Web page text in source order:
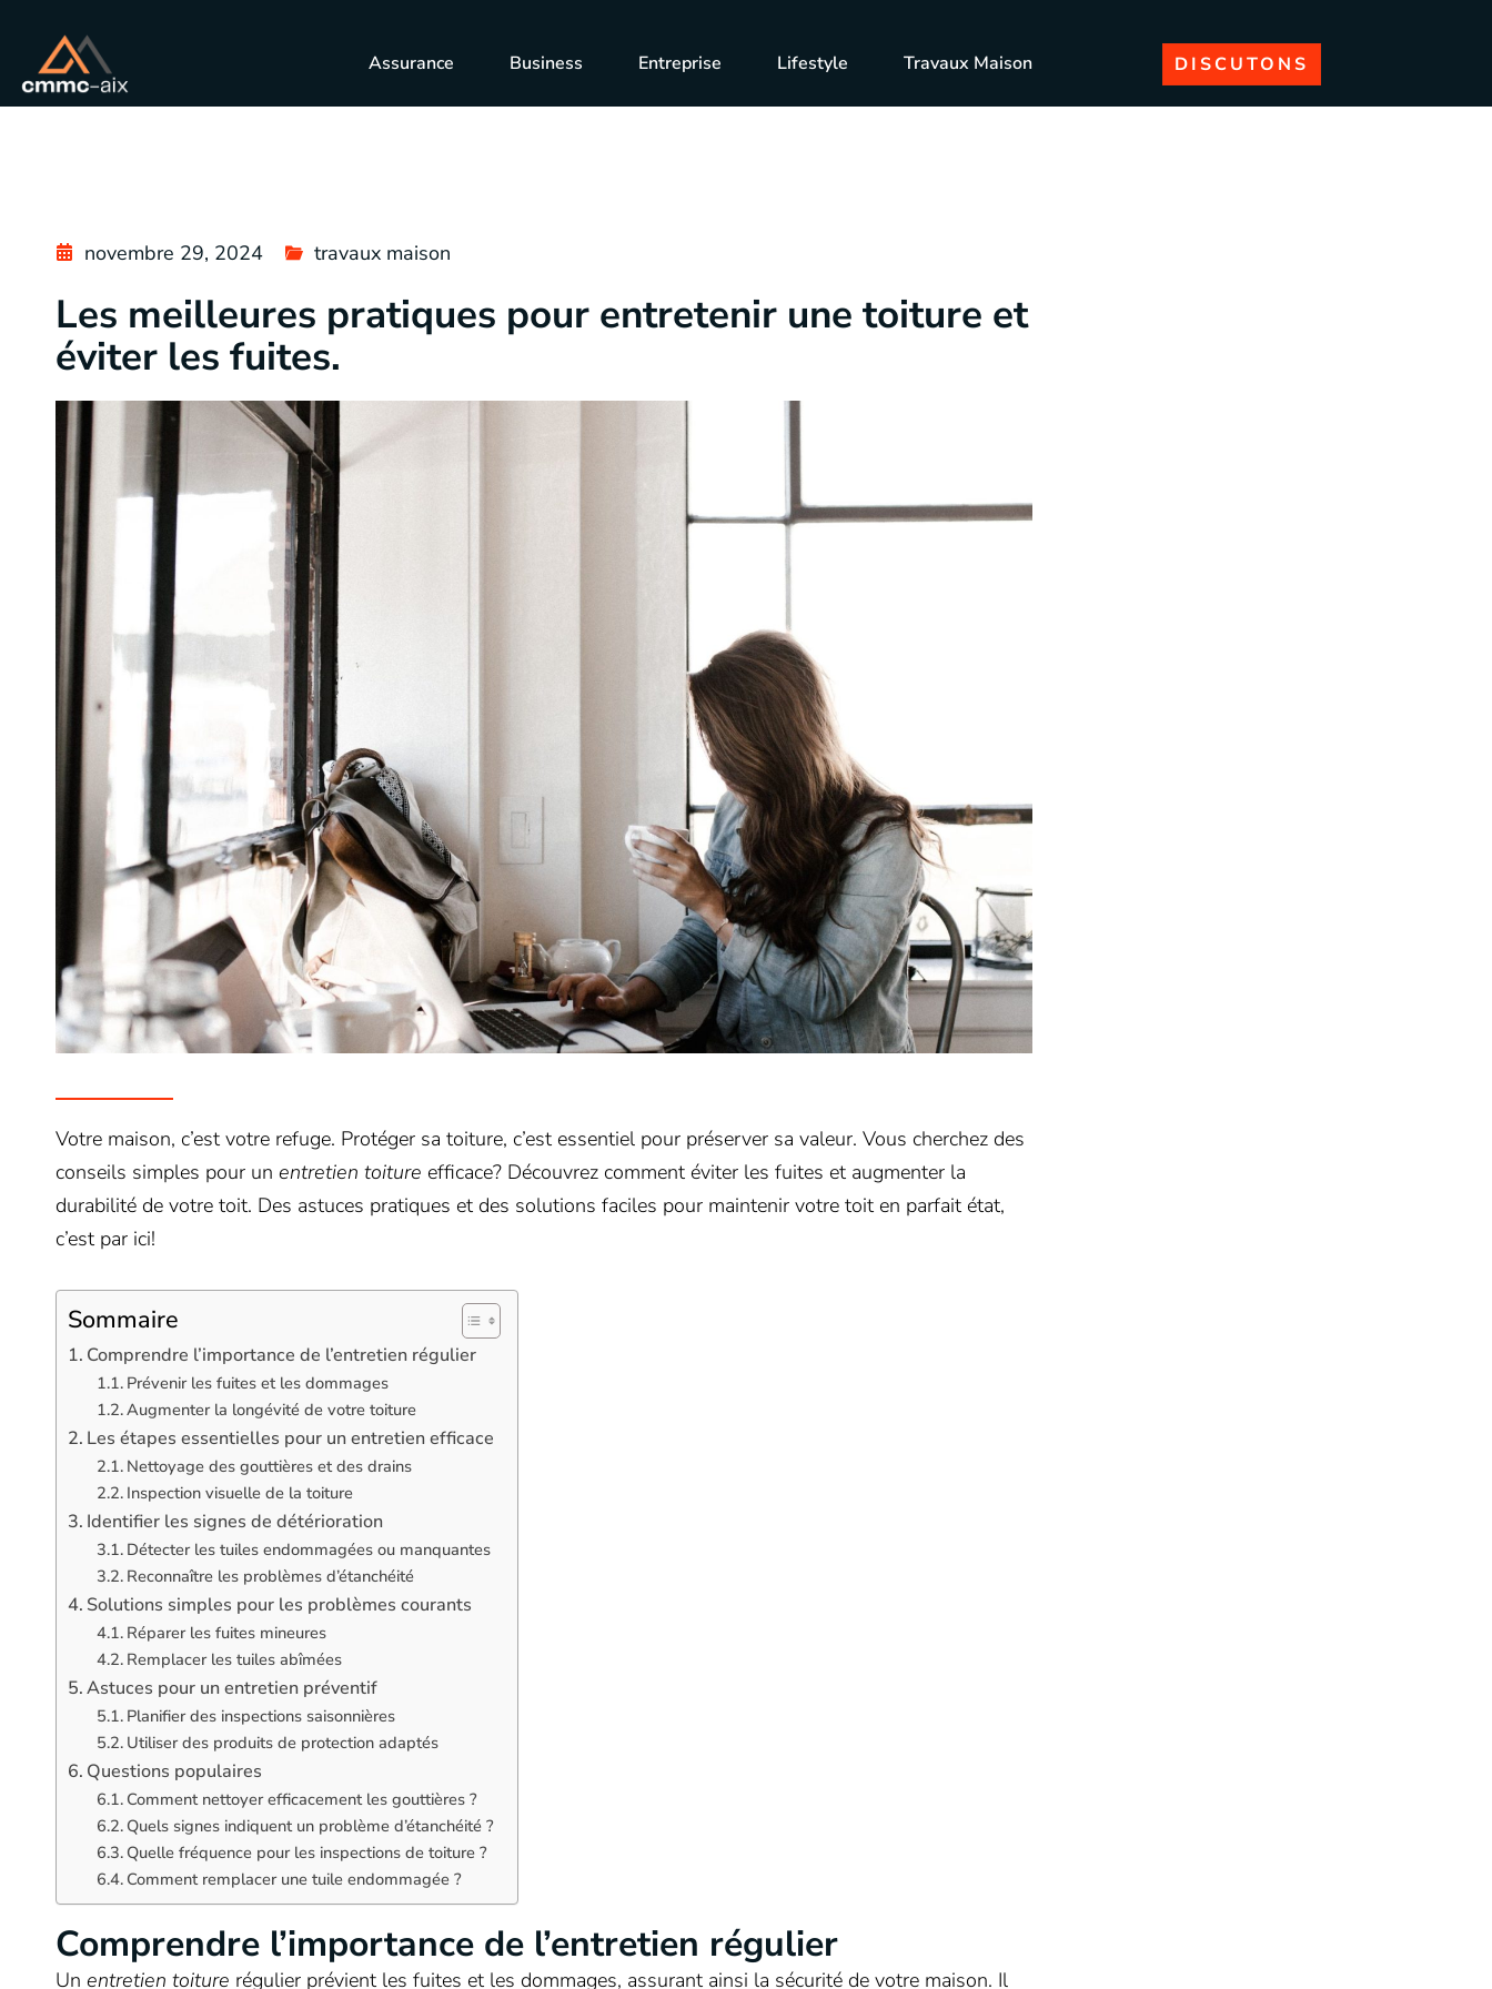
Assurance Business Entreprise Lifestyle Travaux Maison DISCUTONS
novembre 29, 2024 travaux maison
Les meilleures pratiques pour entretenir une toiture et
éviter les fuites.
Votre maison, c’est votre refuge. Protéger sa toiture, c’est essentiel pour préserver sa valeur. Vous cherchez des
conseils simples pour un entretien toiture efficace? Découvrez comment éviter les fuites et augmenter la
durabilité de votre toit. Des astuces pratiques et des solutions faciles pour maintenir votre toit en parfait état,
c’est par ici!
Sommaire
Comprendre l’importance de l’entretien régulier
Prévenir les fuites et les dommages
Augmenter la longévité de votre toiture
Les étapes essentielles pour un entretien efficace
Nettoyage des gouttières et des drains
Inspection visuelle de la toiture
Identifier les signes de détérioration
Détecter les tuiles endommagées ou manquantes
Reconnaître les problèmes d’étanchéité
Solutions simples pour les problèmes courants
Réparer les fuites mineures
Remplacer les tuiles abîmées
Astuces pour un entretien préventif
Planifier des inspections saisonnières
Utiliser des produits de protection adaptés
Questions populaires
Comment nettoyer efficacement les gouttières ?
Quels signes indiquent un problème d’étanchéité ?
Quelle fréquence pour les inspections de toiture ?
Comment remplacer une tuile endommagée ?
Comprendre l’importance de l’entretien régulier
Un entretien toiture régulier prévient les fuites et les dommages, assurant ainsi la sécurité de votre maison. Il